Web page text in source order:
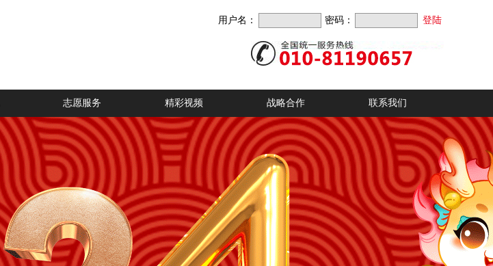
用户名： 密码：
志愿服务 精彩视频 战略合作 联系我们